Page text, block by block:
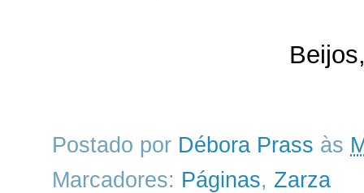
Postado por Débora Prass às
Marcadores: Páginas, Zarza